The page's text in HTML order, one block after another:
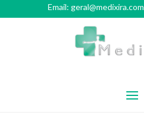
Email:geral@medixira.com